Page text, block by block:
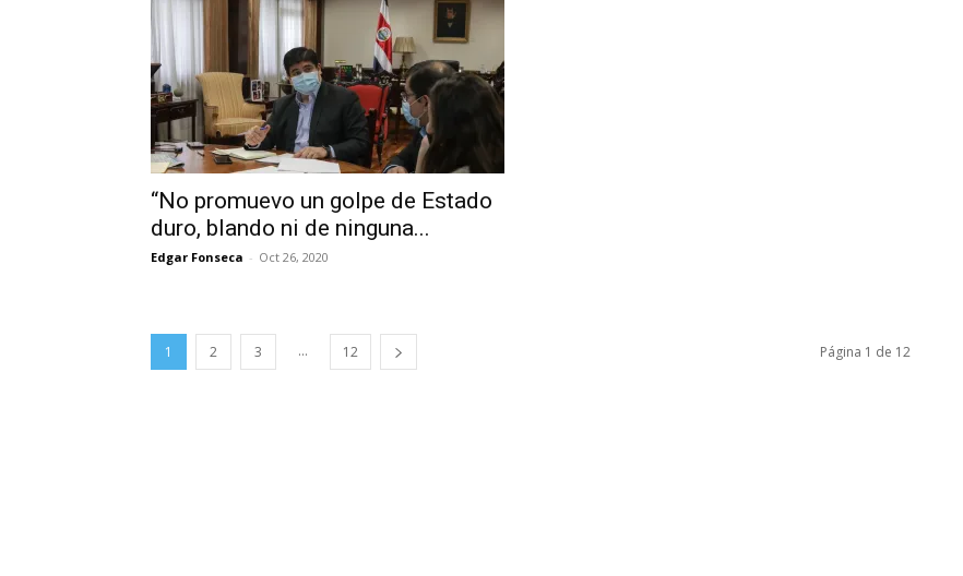
“No promuevo un golpe de Estado
duro, blando ni de ninguna...
Edgar Fonseca - Oct 26, 2020
1 2 3 ... 12 Página 1 de 12